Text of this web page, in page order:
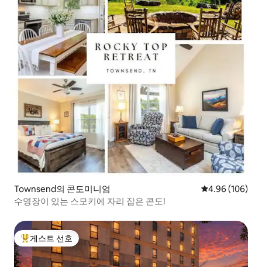
Townsend의 콘도미니엄 평점 4.96점(5
4.96 (106)
수영장이 있는 스모키에 자리 잡은 콘도!
상위 게스트 선호
게스트 선호